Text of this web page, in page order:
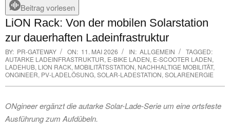
Menu Beitrag vorlesen
LiON Rack: Von der mobilen Solarstation
zur dauerhaften Ladeinfrastruktur
BY: PR-GATEWAY ON: 11. MAI 2026 IN: ALLGEMEIN
TAGGED:
AUTARKE LADEINFRASTRUKTUR, E-BIKE LADEN, E-SCOOTER LADEN,
LADEHUB, LION RACK, MOBILITÄTSSTATION, NACHHALTIGE MOBILITÄT,
ONGINEER, PV-LADELÖSUNG, SOLAR-LADESTATION, SOLARENERGIE
ONgineer ergänzt die autarke Solar-Lade-Serie um eine ortsfeste
Ausführung zum Aufdübeln.